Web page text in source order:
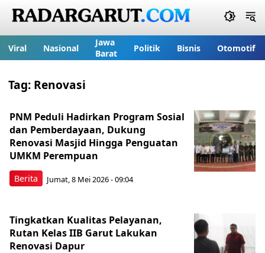
Viral Nasional
Jawa
Barat
Politik Bisnis Otomotif
Tag: Renovasi
Berita
PNM Peduli Hadirkan Program Sosial
dan Pemberdayaan, Dukung
Renovasi Masjid Hingga Penguatan
UMKM Perempuan
Jumat, 8 Mei 2026 - 09:04
Tingkatkan Kualitas Pelayanan,
Rutan Kelas IIB Garut Lakukan
Renovasi Dapur